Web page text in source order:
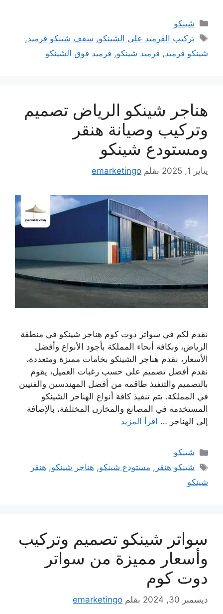
التصنيفات
شينكو
الوسوم
تركيب القرميد على الشينكو, سقف شينكو قرميد,
شينكو قرميد, قرميد شينكو, قرميد فوق الشينكو
هناجر شينكو الرياض تصميم
وتركيب وصيانة هنقر
ومستودع شينكو
يناير 1, 2025 بقلم emarketingo
نقدم لكم في سواتر دوت كوم هناجر شينكو في منطقة
الرياض، وبكافة أنحاء المملكة بأجود الأنواع وأفضل
الأسعار، نقدم هناجر الشينكو بخامات مميزة ومتعددة،
نقدم أفضل تصميم على حسب رغبات العميل، يقوم
بالتصميم والتنفيذ طاقمه من أفضل المهندسين والفنيين
في المملكة. يتم تنفيذ كافة أنواع الهناجر الشينكو
المستخدمة في المصانع والمخازن المختلفة، بالإضافة
إلى الهناجر … اقرأ المزيد
التصنيفات
شينكو
الوسوم
شينكو هنقر , مستودع شينكو, هناجر شينكو, هنقر
شينكو
سواتر شينكو تصميم وتركيب
وأسعار مميزة من سواتر
دوت كوم
ديسمبر 30, 2024 بقلم emarketingo